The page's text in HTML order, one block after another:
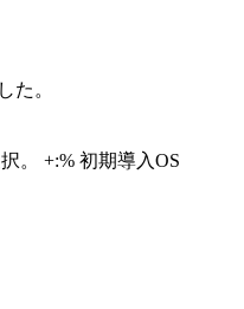
た。
。 +:% 初期導入OS